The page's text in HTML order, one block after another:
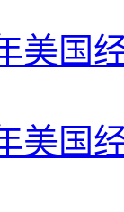
美国
美国